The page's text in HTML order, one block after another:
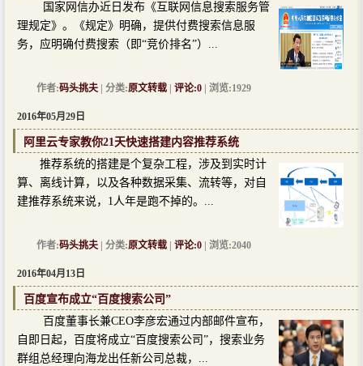
国家网信办近日发布《互联网信息搜索服务管
理规定》。《规定》明确，提供付费搜索信息服
务，应明确付费搜索（即“竞价排名”）...
作者:码头挑夫 | 分类:原文转载 评论:0 | 浏览:1929
2016年05月29日
阿里云专家教你21天快速搭建内容推荐系统
推荐系统的搭建是个复杂工程，涉及到实时计
算、离线计算，以及各种数据采集、流转等，对自
建推荐系统来说，1人年是跑不掉的。...
作者:码头挑夫 | 分类:原文转载 评论:0 | 浏览:2040
2016年04月13日
百度宣布成立“百度搜索公司”
百度董事长兼CEO李彦宏通过内部邮件宣布，
自即日起，百度将成立“百度搜索公司”，搜索业务
群组总经理向海龙出任新公司总裁，...